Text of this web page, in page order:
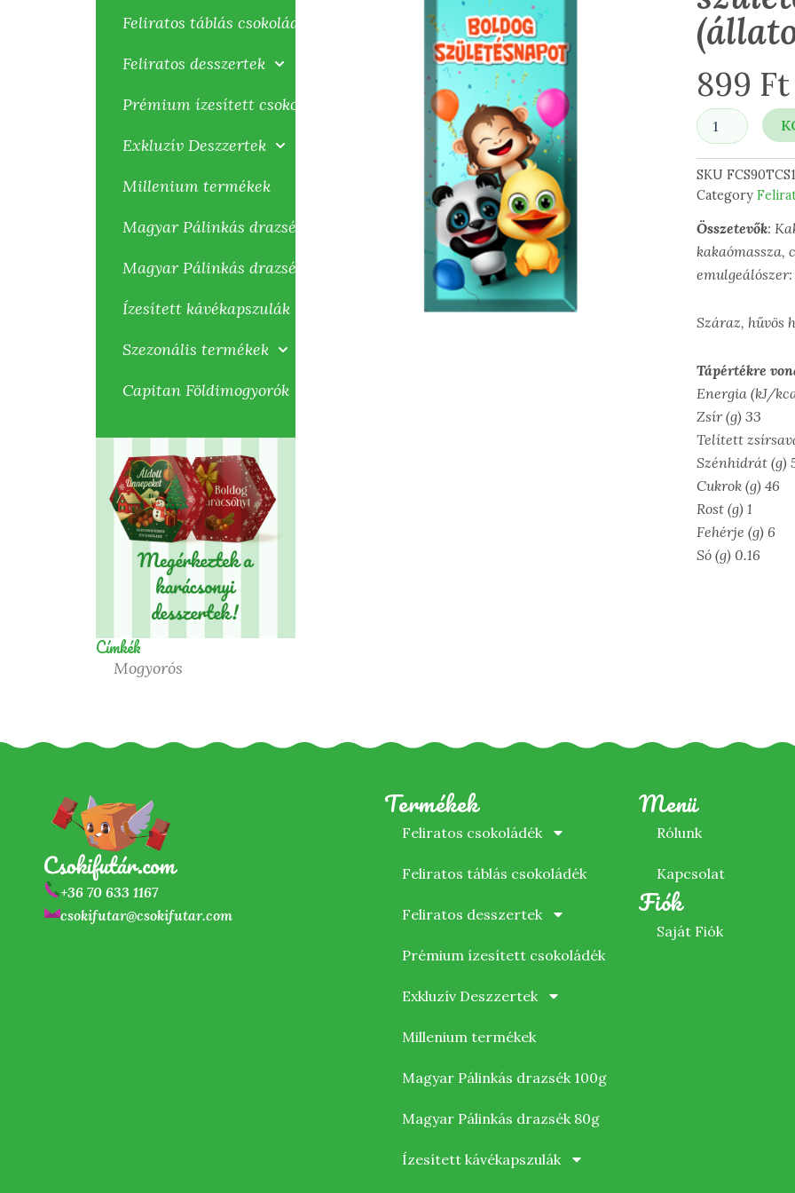
Feliratos táblás csokoládék
Feliratos desszertek
Prémium ízesített csokoládék
Exkluzív Deszzertek
Millenium termékek
Magyar Pálinkás drazsék 100g
Magyar Pálinkás drazsék 80g
Ízesített kávékapszulák
Szezonális termékek
Capitan Földimogyorók
Címkék
Mogyorós
899 Ft
Boldog
születésnapot
mennyiség
SKU
Category
Összetevők:
kakaómassza,
emulgeálószer:
Száraz, hűvös
Tápértékre
Energia (kJ/
Zsír (g) 33
Telített
Szénhidrát (g)
Cukrok (g) 46
Rost (g) 1
Fehérje (g) 6
Só (g) 0.16
+36 70 633 1167
csokifutar@csokifutar.com
Termékek
Feliratos csokoládék
Feliratos táblás csokoládék
Feliratos desszertek
Prémium ízesített csokoládék
Exkluzív Deszzertek
Millenium termékek
Magyar Pálinkás drazsék 100g
Magyar Pálinkás drazsék 80g
Ízesített kávékapszulák
Menü
Rólunk
Kapcsolat
Fiók
Saját Fiók